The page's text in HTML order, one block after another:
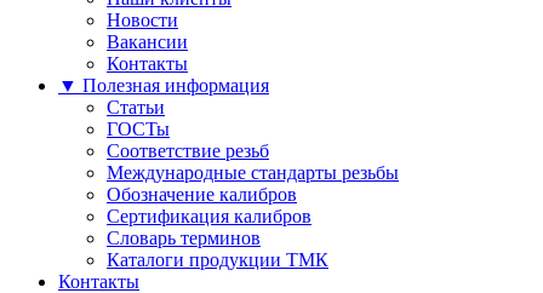
Новости
Вакансии
Контакты
▼ Полезная информация
Статьи
ГОСТы
Соответствие резьб
Международные стандарты резьбы
Обозначение калибров
Сертификация калибров
Словарь терминов
Каталоги продукции ТМК
Контакты